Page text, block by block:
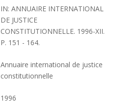
IN: ANNUAIRE INTERNATIONAL
DE JUSTICE
CONSTITUTIONNELLE. 1996-XII.
P. 151 - 164.
Annuaire international de justice
constitutionnelle
1996